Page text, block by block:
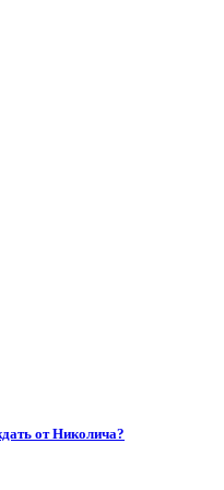
от Николича?